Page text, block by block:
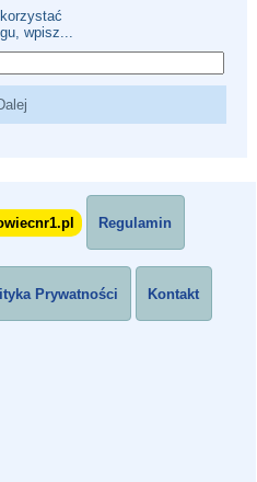
wpisz...
Regulamin
Prywatności Kontakt